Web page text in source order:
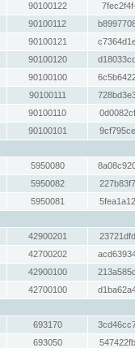
90100122
90100112
90100121
90100120
90100100
90100111
90100110
90100101
5950080
5950082
5950081
42900201
42700202
42900100
42700100
693170
693050